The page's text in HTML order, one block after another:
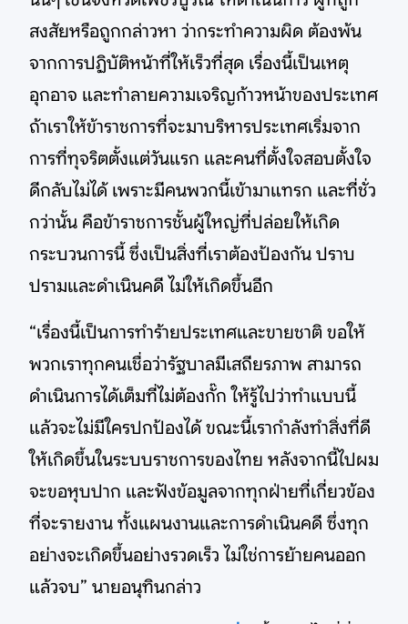
สงสัยหรือถูกกล่าวหา ว่ากระทำความผิด ต้องพ้น
จากการปฏิบัติหน้าที่ให้เร็วที่สุด เรื่องนี้เป็นเหตุ
อุกอาจ และทำลายความเจริญก้าวหน้าของประเทศ
ถ้าเราให้ข้าราชการที่จะมาบริหารประเทศเริ่มจาก
การที่ทุจริตตั้งแต่วันแรก และคนที่ตั้งใจสอบตั้งใจ
ดีกลับไม่ได้ เพราะมีคนพวกนี้เข้ามาแทรก และที่ชั่ว
กว่านั้น คือข้าราชการชั้นผู้ใหญ่ที่ปล่อยให้เกิด
กระบวนการนี้ ซึ่งเป็นสิ่งที่เราต้องป้องกัน ปราบ
ปรามและดำเนินคดี ไม่ให้เกิดขึ้นอีก
“เรื่องนี้เป็นการทำร้ายประเทศและขายชาติ ขอให้
พวกเราทุกคนเชื่อว่ารัฐบาลมีเสถียรภาพ สามารถ
ดำเนินการได้เต็มที่ไม่ต้องกั๊ก ให้รู้ไปว่าทำแบบนี้
แล้วจะไม่มีใครปกป้องได้ ขณะนี้เรากำลังทำสิ่งที่ดี
ให้เกิดขึ้นในระบบราชการของไทย หลังจากนี้ไปผม
จะขอหุบปาก และฟังข้อมูลจากทุกฝ่ายที่เกี่ยวข้อง
ที่จะรายงาน ทั้งแผนงานและการดำเนินคดี ซึ่งทุก
อย่างจะเกิดขึ้นอย่างรวดเร็ว ไม่ใช่การย้ายคนออก
แล้วจบ” นายอนุทินกล่าว